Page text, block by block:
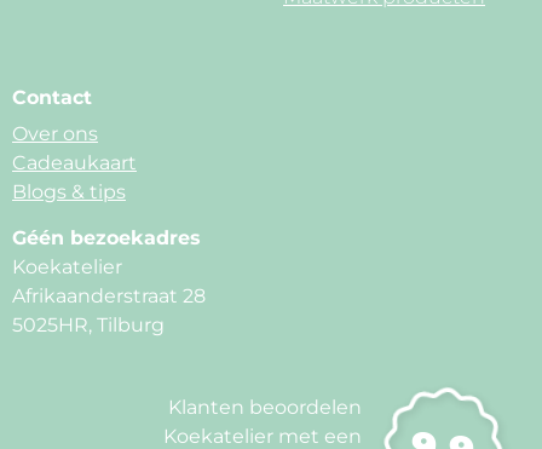
Contact
Over ons
Cadeaukaart
Blogs & tips
Géén bezoekadres
Koekatelier
Afrikaanderstraat 28
5025HR, Tilburg
Klanten beoordelen
Koekatelier met een